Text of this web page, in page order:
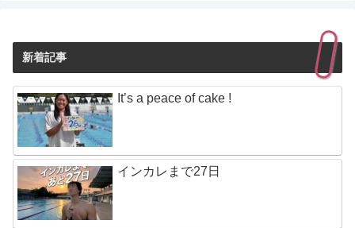
新着記事
It’s a peace of cake !
インカレまで27日